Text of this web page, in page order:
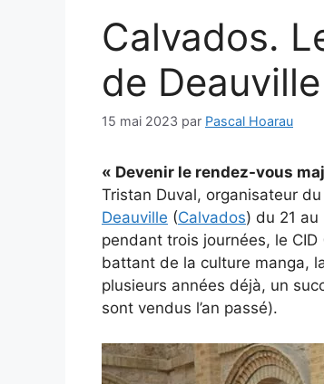
Calvados.
de
15 mai 2023 par Pascal Hoarau
« Devenir le rendez-vous
Tristan Duval, organisateur du
Deauville (Calvados) du 21
pendant trois journées, le
battant de la culture manga,
plusieurs années déjà, un
sont vendus l’an passé).